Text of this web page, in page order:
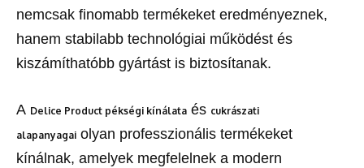
nemcsak finomabb termékeket eredményeznek,
hanem stabilabb technológiai működést és
kiszámíthatóbb gyártást is biztosítanak.
A Delice Product pékségi kínálata és cukrászati
alapanyagai olyan professzionális termékeket
kínálnak, amelyek megfelelnek a modern